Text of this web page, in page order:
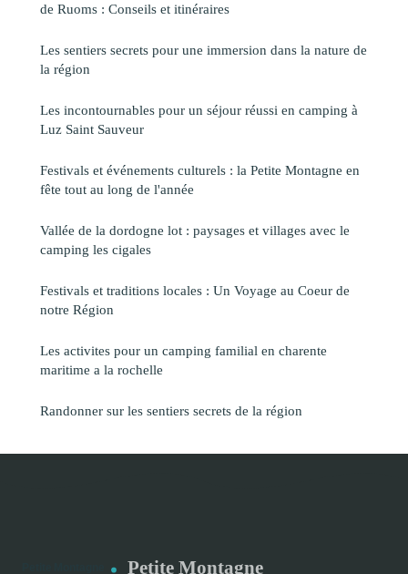
de Ruoms : Conseils et itinéraires
Les sentiers secrets pour une immersion dans la nature de
la région
Les incontournables pour un séjour réussi en camping à
Luz Saint Sauveur
Festivals et événements culturels : la Petite Montagne en
fête tout au long de l'année
Vallée de la dordogne lot : paysages et villages avec le
camping les cigales
Festivals et traditions locales : Un Voyage au Coeur de
notre Région
Les activites pour un camping familial en charente
maritime a la rochelle
Randonner sur les sentiers secrets de la région
Petite Montagne